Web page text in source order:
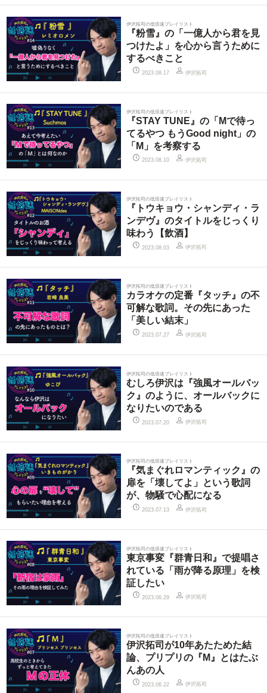
伊沢拓司の低倍速プレイリスト
『粉雪』の「一億人から君を見
つけたよ」を心から言うために
するべきこと
2023.08.17 伊沢拓司
伊沢拓司の低倍速プレイリスト
『STAY TUNE』の「Mで待っ
てるやつ もうGood night」の
「M」を考察する
2023.08.10 伊沢拓司
伊沢拓司の低倍速プレイリスト
『トウキョウ・シャンディ・ラ
ンデヴ』のタイトルをじっくり
味わう【飲酒】
2023.08.03 伊沢拓司
伊沢拓司の低倍速プレイリスト
カラオケの定番『タッチ』の不
可解な歌詞。その先にあった
「美しい結末」
2023.07.27 伊沢拓司
伊沢拓司の低倍速プレイリスト
むしろ伊沢は『強風オールバッ
ク』のように、オールバックに
なりたいのである
2023.07.20 伊沢拓司
伊沢拓司の低倍速プレイリスト
『気まぐれロマンティック』の
扉を「壊してよ」という歌詞
が、物騒で心配になる
2023.07.13 伊沢拓司
伊沢拓司の低倍速プレイリスト
東京事変『群青日和』で提唱さ
れている「雨が降る原理」を検
証したい
2023.06.29 伊沢拓司
伊沢拓司の低倍速プレイリスト
伊沢拓司が10年あたためた結
論、プリプリの『M』とはたぶ
んあの人
2023.06.22 伊沢拓司